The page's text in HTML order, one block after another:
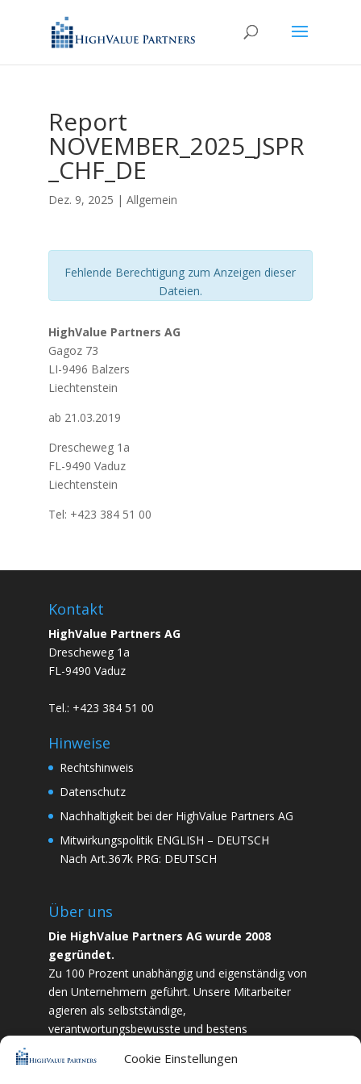
Cookie Einstellungen
Report
NOVEMBER_2025_JSPR
_CHF_DE
Dez. 9, 2025 | Allgemein
Fehlende Berechtigung zum Anzeigen dieser
Dateien.
HighValue Partners AG
Gagoz 73
LI-9496 Balzers
Liechtenstein
ab 21.03.2019
Drescheweg 1a
FL-9490 Vaduz
Liechtenstein
Tel: +423 384 51 00
Kontakt
HighValue Partners AG
Drescheweg 1a
FL-9490 Vaduz
Tel.: +423 384 51 00
Hinweise
Rechtshinweis
Datenschutz
Nachhaltigkeit bei der HighValue Partners AG
Mitwirkungspolitik ENGLISH – DEUTSCH
Nach Art.367k PRG: DEUTSCH
Über uns
Die HighValue Partners AG wurde 2008
gegründet.
Zu 100 Prozent unabhängig und eigenständig von
den Unternehmern geführt. Unsere Mitarbeiter
agieren als selbstständige,
verantwortungsbewusste und bestens
und Zielstrebigkeit sind wir bestrebt das